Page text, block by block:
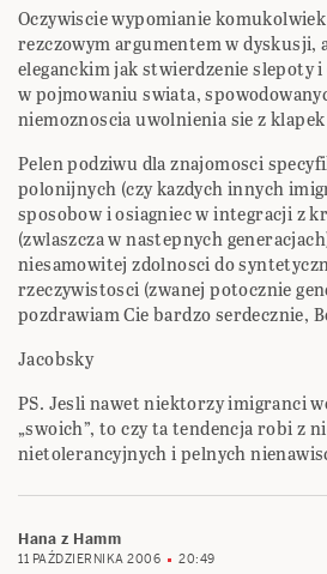
Oczywiscie wypomianie
rezczowym argumentem w dyskusji,
eleganckim jak stwierdzenie slepoty
w pojmowaniu swiata,
niemoznoscia uwolnienia sie z
Pelen podziwu dla znajomosci
polonijnych (czy kazdych innych
sposobow i osiagniec w integracji z
(zwlaszcza w nastepnych
niesamowitej zdolnosci do
rzeczywistosci (zwanej potocznie
pozdrawiam Cie bardzo serdecznie,
Jacobsky
PS. Jesli nawet niektorzy imigranci
„swoich”, to czy ta tendencja robi z
nietolerancyjnych i pelnych
Hana z Hamm
11 PAŹDZIERNIKA 2006 20:49